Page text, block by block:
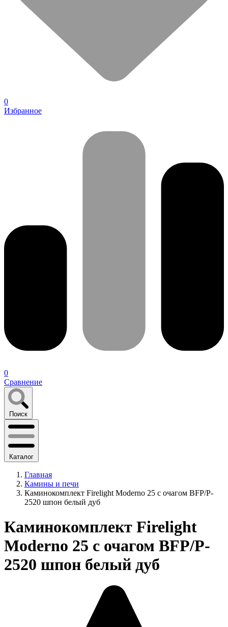
0
Избранное
0
Сравнение
Поиск
Каталог
Главная
Камины и печи
Каминокомплект Firelight Moderno 25 с очагом BFP/P-
2520 шпон белый дуб
Каминокомплект Firelight
Moderno 25 с очагом BFP/P-
2520 шпон белый дуб